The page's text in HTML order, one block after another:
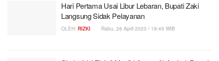
Hari Pertama Usai Libur Lebaran, Bupati Zaki
Langsung Sidak Pelayanan
OLEH: RIZKI Rabu, 26 April 2023 / 19:45 WIB